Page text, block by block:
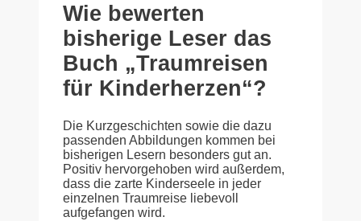
Wie bewerten
bisherige Leser das
Buch „Traumreisen
für Kinderherzen“?
Die Kurzgeschichten sowie die dazu
passenden Abbildungen kommen bei
bisherigen Lesern besonders gut an.
Positiv hervorgehoben wird außerdem,
dass die zarte Kinderseele in jeder
einzelnen Traumreise liebevoll
aufgefangen wird.